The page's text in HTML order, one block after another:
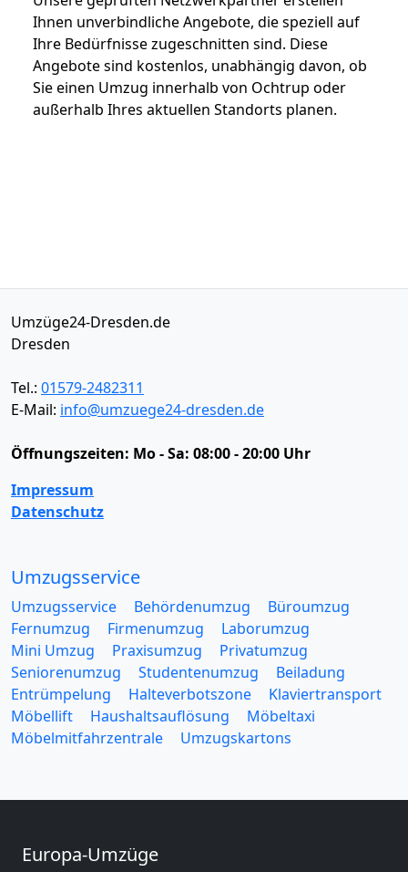
Ihnen unverbindliche Angebote, die speziell auf
Ihre Bedürfnisse zugeschnitten sind. Diese
Angebote sind kostenlos, unabhängig davon, ob
Sie einen Umzug innerhalb von Ochtrup oder
außerhalb Ihres aktuellen Standorts planen.
Umzüge24-Dresden.de
Dresden
Tel.: 01579-2482311
E-Mail: info@umzuege24-dresden.de
Öffnungszeiten: Mo - Sa: 08:00 - 20:00 Uhr
Impressum
Datenschutz
Umzugsservice
Umzugsservice Behördenumzug
Büroumzug
Fernumzug
Firmenumzug
Laborumzug
Mini Umzug
Praxisumzug
Privatumzug
Seniorenumzug
Studentenumzug
Beiladung
Entrümpelung
Halteverbotszone
Klaviertransport
Möbellift
Haushaltsauflösung
Möbeltaxi
Möbelmitfahrzentrale
Umzugskartons
Europa-Umzüge